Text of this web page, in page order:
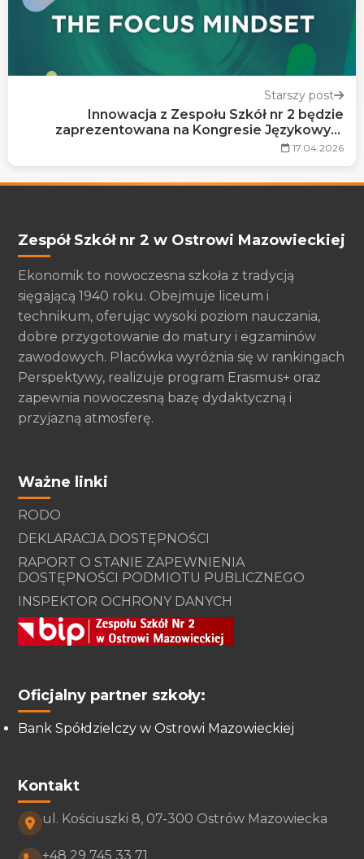
Starszy post
Innowacja z Zespołu Szkół nr 2 będzie
zaprezentowana na Kongresie Językowym
PASE 2026
17.04.2026
Zespół Szkół nr 2 w Ostrowi Mazowieckiej
Ekonomik to nowoczesna szkoła z tradycją
sięgającą 1940 roku. Obejmuje liceum i
technikum, oferując wysoki poziom nauczania,
dobre przygotowanie do matury i egzaminów
zawodowych. Placówka wyróżnia się w rankingach
Perspektywy, realizuje program Erasmus+ oraz
zapewnia nowoczesną bazę dydaktyczną i
przyjazną atmosferę.
Ważne linki
RODO
DEKLARACJA DOSTĘPNOŚCI
RAPORT O STANIE ZAPEWNIENIA
DOSTĘPNOŚCI PODMIOTU PUBLICZNEGO
INSPEKTOR OCHRONY DANYCH
Oficjalny partner szkoły:
Bank Spółdzielczy w Ostrowi Mazowieckiej
Kontakt
ul. Kościuszki 8, 07-300 Ostrów Mazowiecka
+48 29 745 33 71